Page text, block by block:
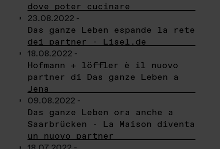
dove poter cucinare
23.08.2022 -
Das ganze Leben espande la rete
dei partner - Lisel.de
18.08.2022 -
Hofmann + löffler è il nuovo
partner di Das ganze Leben a
Jena
09.08.2022 -
Das ganze Leben ora anche a
Saarbrücken - La Maison diventa
un nuovo partner